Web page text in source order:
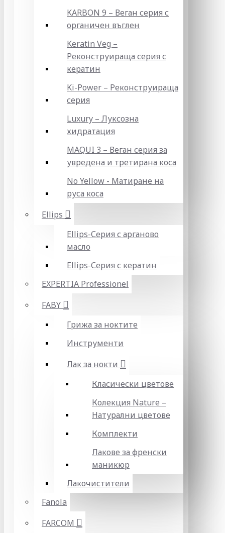
KARBON 9 – Веган серия с
органичен въглен
Keratin Veg –
Реконструираща серия с
кератин
Ki-Power – Реконструираща
серия
Luxury – Луксозна
хидратация
MAQUI 3 – Веган серия за
увредена и третирана коса
No Yellow - Матиране на
руса коса
Ellips
Ellips-Серия с арганово
масло
Ellips-Серия с кератин
EXPERTIA Professionel
FABY
Грижа за ноктите
Инструменти
Лак за нокти
Класически цветове
Колекция Nature –
Натурални цветове
Комплекти
Лакове за френски
маникюр
Лакочистители
Fanola
FARCOM